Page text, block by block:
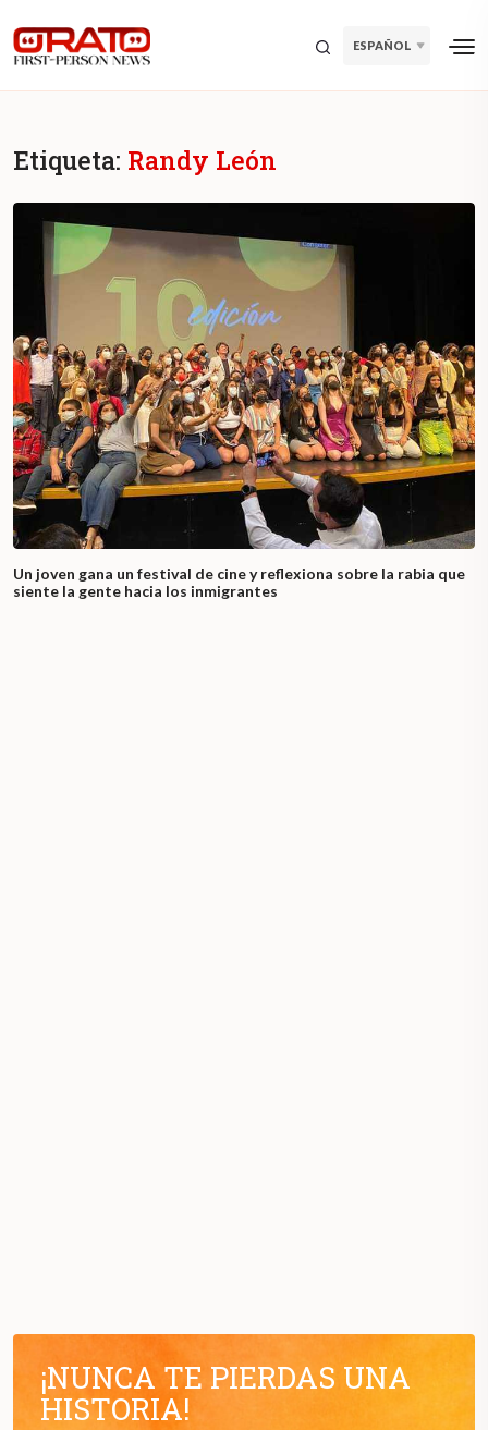
ESPAÑOL
Etiqueta: Randy León
Un joven gana un festival de cine y reflexiona sobre la rabia que
siente la gente hacia los inmigrantes
¡NUNCA TE PIERDAS UNA
HISTORIA!